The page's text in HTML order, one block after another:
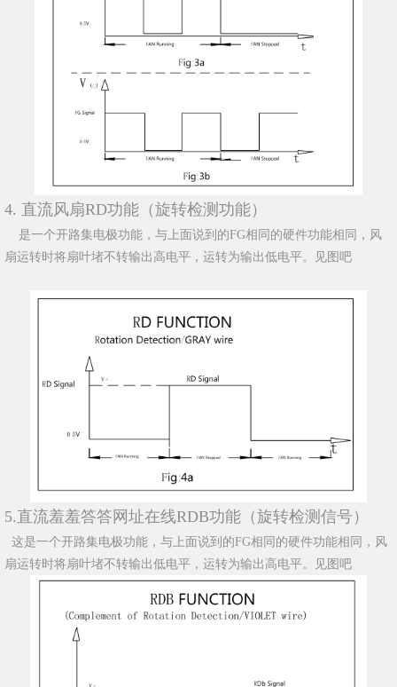
4. 直流风扇RD功能（旋转检测功能）
是一个开路集电极功能，与上面说到的FG相同的硬件功能相同，风
扇运转时将扇叶堵不转输出高电平，运转为输出低电平。见图吧
5.直流羞羞答答网址在线RDB功能（旋转检测信号）
这是一个开路集电极功能，与上面说到的FG相同的硬件功能相同，风
扇运转时将扇叶堵不转输出低电平，运转为输出高电平。见图吧